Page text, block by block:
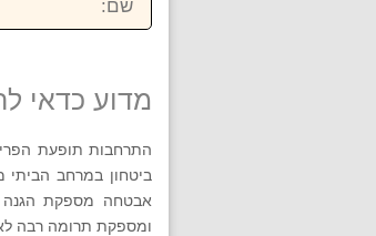
מדוע כדאי
התרחבות תופעת
ביטחון במרחב
אבטחה מספקת הגנה
ומספקת תרומה רבה